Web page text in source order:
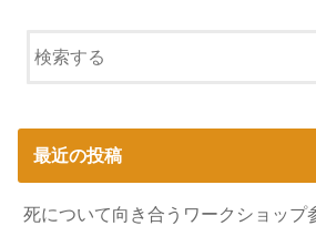
最近の投稿
死について向き合うワークショップ